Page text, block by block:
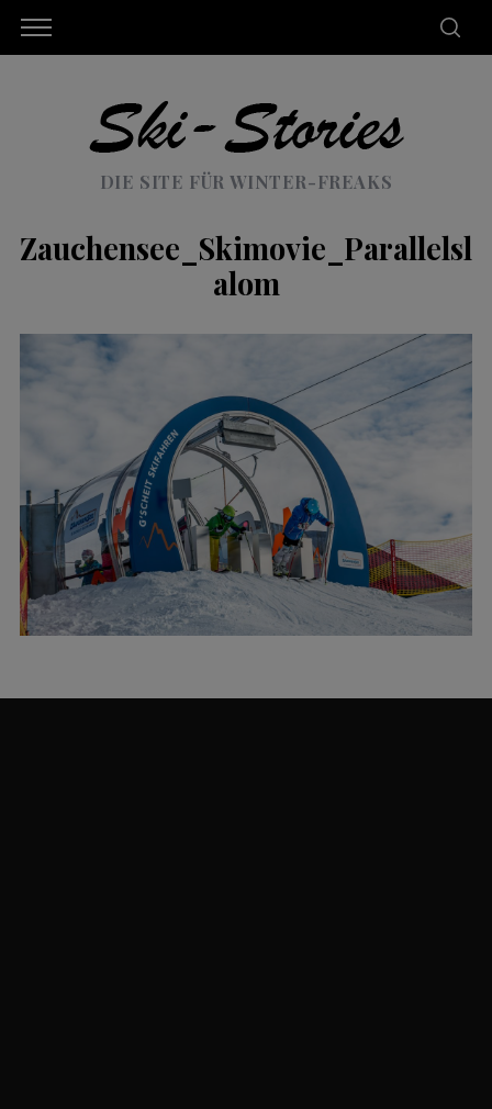
DIE SITE FÜR WINTER-FREAKS
Zauchensee_Skimovie_Parallelsl
alom